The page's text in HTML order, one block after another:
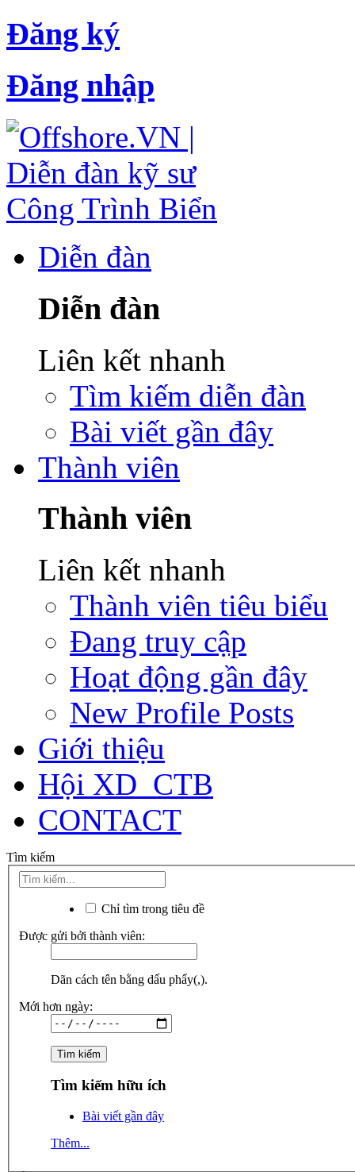
Đăng ký
Đăng nhập
Diễn đàn
Diễn đàn
Liên kết nhanh
Tìm kiếm diễn đàn
Bài viết gần đây
Thành viên
Thành viên
Liên kết nhanh
Thành viên tiêu biểu
Đang truy cập
Hoạt động gần đây
New Profile Posts
Giới thiệu
Hội XD_CTB
CONTACT
Tìm kiếm
Chỉ tìm trong tiêu đề
Được gửi bởi thành viên:
Dãn cách tên bằng dấu phẩy(,).
Mới hơn ngày:
Tìm kiếm hữu ích
Bài viết gần đây
Thêm...